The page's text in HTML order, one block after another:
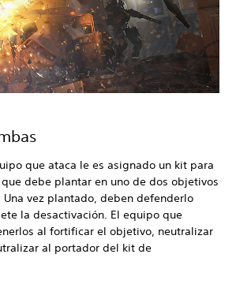
que ataca le es asignado un kit para
debe plantar en uno de dos objetivos
vez plantado, deben defenderlo
la desactivación. El equipo que
al fortificar el objetivo, neutralizar
al portador del kit de